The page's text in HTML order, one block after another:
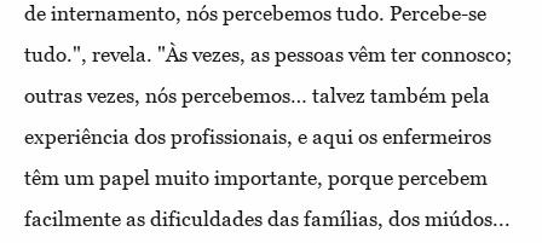
de internamento, nós percebemos tudo. Percebe-se
tudo.", revela. "Às vezes, as pessoas vêm ter connosco;
outras vezes, nós percebemos… talvez também pela
experiência dos profissionais, e aqui os enfermeiros
têm um papel muito importante, porque percebem
facilmente as dificuldades das famílias, dos miúdos...